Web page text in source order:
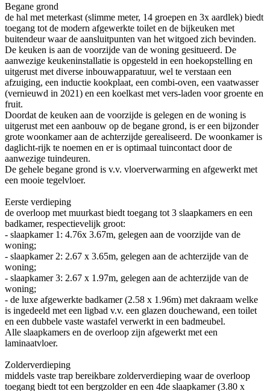
Begane grond
de hal met meterkast (slimme meter, 14 groepen en 3x aardlek) biedt
toegang tot de modern afgewerkte toilet en de bijkeuken met
buitendeur waar de aansluitpunten van het witgoed zich bevinden.
De keuken is aan de voorzijde van de woning gesitueerd. De
aanwezige keukeninstallatie is opgesteld in een hoekopstelling en
uitgerust met diverse inbouwapparatuur, wel te verstaan een
afzuiging, een inductie kookplaat, een combi-oven, een vaatwasser
(vernieuwd in 2021) en een koelkast met vers-laden voor groente en
fruit.
Doordat de keuken aan de voorzijde is gelegen en de woning is
uitgerust met een aanbouw op de begane grond, is er een bijzonder
grote woonkamer aan de achterzijde gerealiseerd. De woonkamer is
daglicht-rijk te noemen en er is optimaal tuincontact door de
aanwezige tuindeuren.
De gehele begane grond is v.v. vloerverwarming en afgewerkt met
een mooie tegelvloer.
Eerste verdieping
de overloop met muurkast biedt toegang tot 3 slaapkamers en een
badkamer, respectievelijk groot:
- slaapkamer 1: 4.76x 3.67m, gelegen aan de voorzijde van de
woning;
- slaapkamer 2: 2.67 x 3.65m, gelegen aan de achterzijde van de
woning;
- slaapkamer 3: 2.67 x 1.97m, gelegen aan de achterzijde van de
woning;
- de luxe afgewerkte badkamer (2.58 x 1.96m) met dakraam welke
is ingedeeld met een ligbad v.v. een glazen douchewand, een toilet
en een dubbele vaste wastafel verwerkt in een badmeubel.
Alle slaapkamers en de overloop zijn afgewerkt met een
laminaatvloer.
Zolderverdieping
middels vaste trap bereikbare zolderverdieping waar de overloop
toegang biedt tot een bergzolder en een 4de slaapkamer (3.80 x